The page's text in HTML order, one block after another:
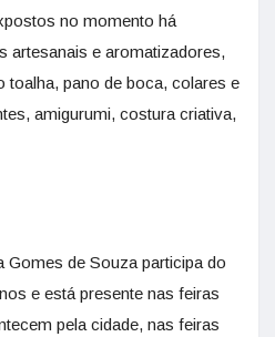
no momento há
artesanais e aromatizadores,
toalha, pano de boca, colares e
amigurumi, costura criativa,
Gomes de Souza participa do
e está presente nas feiras
pela cidade, nas feiras